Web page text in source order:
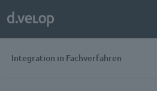
Integration in Fachverfahren